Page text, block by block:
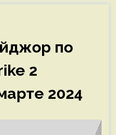
по
2
2024